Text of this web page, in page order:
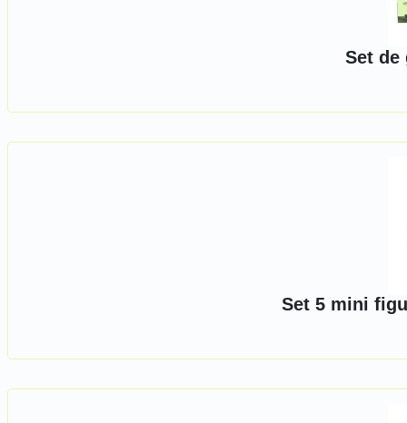
Set de
Set 5 mini